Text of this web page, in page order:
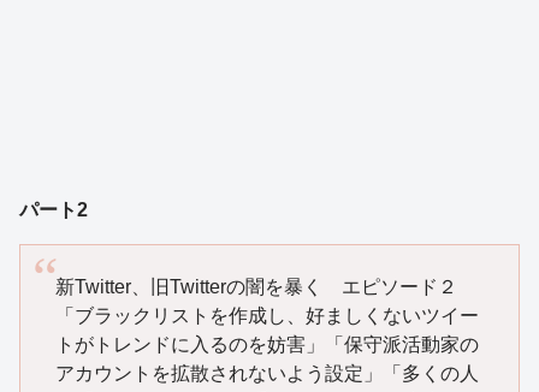
パート2
新Twitter、旧Twitterの闇を暴く エピソード２
「ブラックリストを作成し、好ましくないツイー
トがトレンドに入るのを妨害」「保守派活動家の
アカウントを拡散されないよう設定」「多くの人